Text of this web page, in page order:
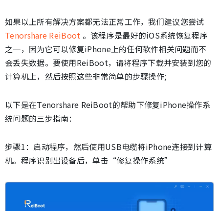
如果以上所有解决方案都无法正常工作，我们建议您尝试
Tenorshare ReiBoot 。该程序是最好的iOS系统恢复程序
之一，因为它可以修复iPhone上的任何软件相关问题而不
会丢失数据。要使用ReiBoot，请将程序下载并安装到您的
计算机上，然后按照这些非常简单的步骤操作;
以下是在Tenorshare ReiBoot的帮助下修复iPhone操作系
统问题的三步指南：
步骤1：启动程序，然后使用USB电缆将iPhone连接到计算
机。程序识别出设备后，单击“修复操作系统”